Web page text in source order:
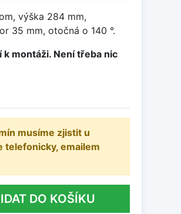
výška 284 mm,
35 mm, otočná o 140 °.
montáži. Není třeba nic
musíme zjistit u
telefonicky, emailem
DO KOŠÍKU